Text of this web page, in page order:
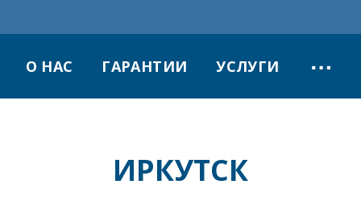
О НАС ГАРАНТИИ УСЛУГИ ⋯
ИРКУТСК